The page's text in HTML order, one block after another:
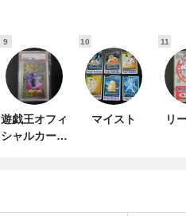
9
遊戯王オフィ
シャルカード
10
マイスト
11
リ